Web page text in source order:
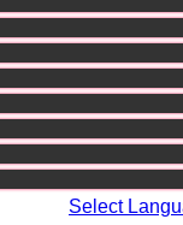
Select